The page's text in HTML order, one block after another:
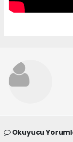
Okuyucu